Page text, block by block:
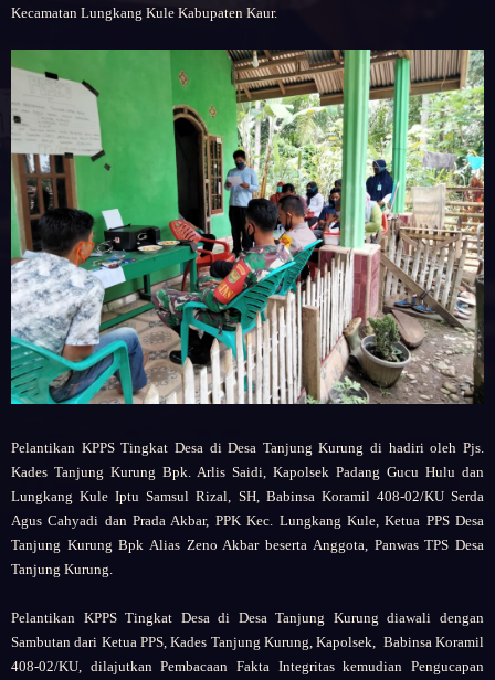
Kecamatan Lungkang Kule Kabupaten Kaur.
Pelantikan KPPS Tingkat Desa di Desa Tanjung Kurung di hadiri oleh Pjs.
Kades Tanjung Kurung Bpk. Arlis Saidi, Kapolsek Padang Gucu Hulu dan
Lungkang Kule Iptu Samsul Rizal, SH, Babinsa Koramil 408-02/KU Serda
Agus Cahyadi dan Prada Akbar, PPK Kec. Lungkang Kule, Ketua PPS Desa
Tanjung Kurung Bpk Alias Zeno Akbar beserta Anggota, Panwas TPS Desa
Tanjung Kurung.
Pelantikan KPPS Tingkat Desa di Desa Tanjung Kurung diawali dengan
Sambutan dari Ketua PPS, Kades Tanjung Kurung, Kapolsek, Babinsa Koramil
408-02/KU, dilajutkan Pembacaan Fakta Integritas kemudian Pengucapan